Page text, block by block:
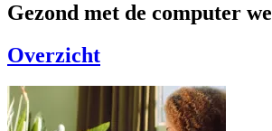
Gezond met de computer
Overzicht